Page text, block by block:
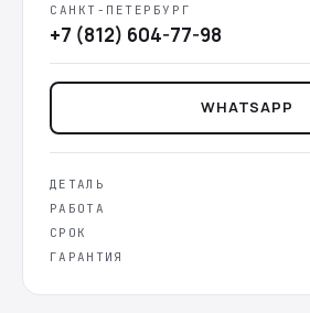
САНКТ-ПЕТЕРБУРГ
+7 (812) 604-77-98
WHATSAPP
ДЕТАЛЬ
РАБОТА
СРОК
ГАРАНТИЯ